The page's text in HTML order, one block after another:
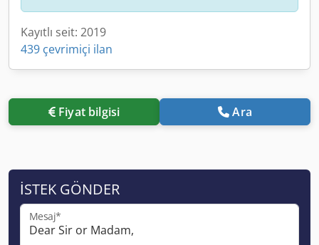
Kayıtlı seit: 2019
439 çevrimiçi ilan
Fiyat bilgisi Ara
İSTEK GÖNDER
Mesaj*